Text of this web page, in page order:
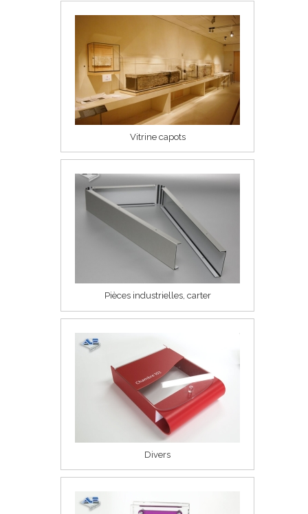
Vitrine capots
Pièces industrielles, carter
Divers